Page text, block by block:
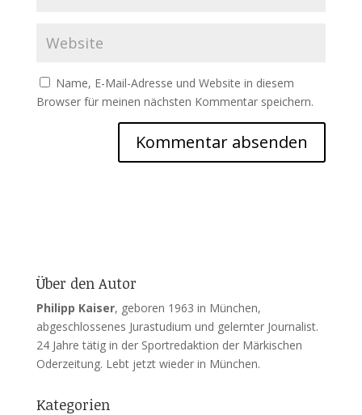
Name, E-Mail-Adresse und Website in diesem
Browser für meinen nächsten Kommentar speichern.
Über den Autor
Philipp Kaiser, geboren 1963 in München,
abgeschlossenes Jurastudium und gelernter Journalist.
24 Jahre tätig in der Sportredaktion der Märkischen
Oderzeitung. Lebt jetzt wieder in München.
Kategorien